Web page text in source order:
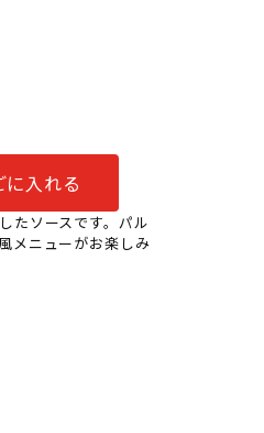
入れる
たソースです。パル
メニューがお楽しみ